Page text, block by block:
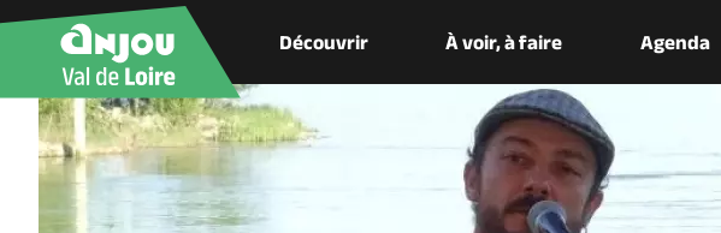
Découvrir À voir, à faire Agenda